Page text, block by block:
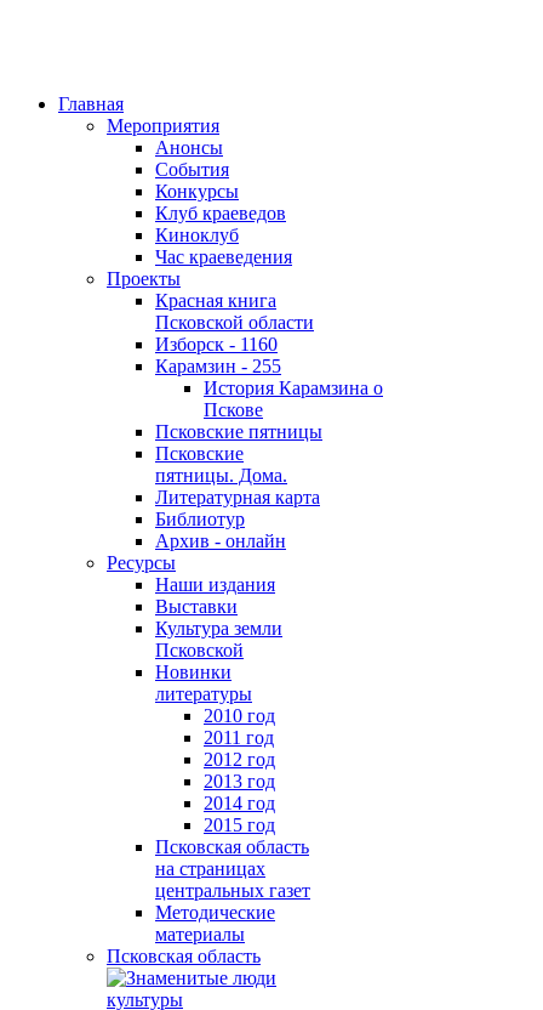
Главная
Мероприятия
Анонсы
События
Конкурсы
Клуб краеведов
Киноклуб
Час краеведения
Проекты
Красная книга
Псковской области
Изборск - 1160
Карамзин - 255
История Карамзина о
Пскове
Псковские пятницы
Псковские
пятницы. Дома.
Литературная карта
Библиотур
Архив - онлайн
Ресурсы
Наши издания
Выставки
Культура земли
Псковской
Новинки
литературы
2010 год
2011 год
2012 год
2013 год
2014 год
2015 год
Псковская область
на страницах
центральных газет
Методические
материалы
Псковская область